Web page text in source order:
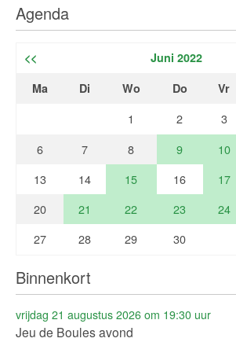
Agenda
<< Juni 2022
Ma
Di Wo Do Vr
1 2 3
6
7 8 9 10
13
14 15 16 17
20
21 22 23 24
27
28 29 30
Binnenkort
vrijdag 21 augustus 2026 om 19:30 uur
Jeu de Boules avond